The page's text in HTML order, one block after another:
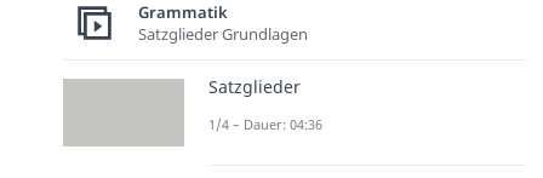
Grammatik
Satzglieder Grundlagen
Satzglieder
1/4 – Dauer: 04:36